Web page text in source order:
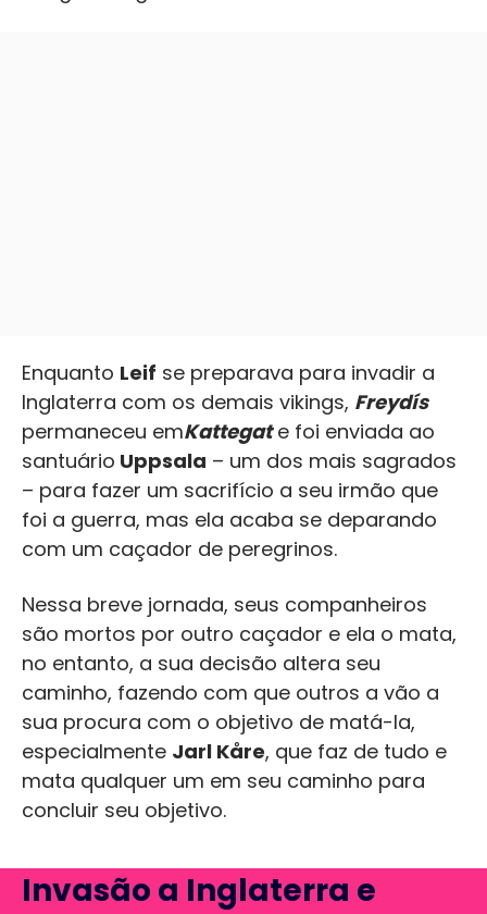
Enquanto Leif se preparava para invadir a
Inglaterra com os demais vikings, Freydís
permaneceu emKattegate foi enviada ao
santuário Uppsala – um dos mais sagrados
– para fazer um sacrifício a seu irmão que
foi a guerra, mas ela acaba se deparando
com um caçador de peregrinos.
Nessa breve jornada, seus companheiros
são mortos por outro caçador e ela o mata,
no entanto, a sua decisão altera seu
caminho, fazendo com que outros a vão a
sua procura com o objetivo de matá-la,
especialmente Jarl Kåre, que faz de tudo e
mata qualquer um em seu caminho para
concluir seu objetivo.
Invasão a Inglaterra e